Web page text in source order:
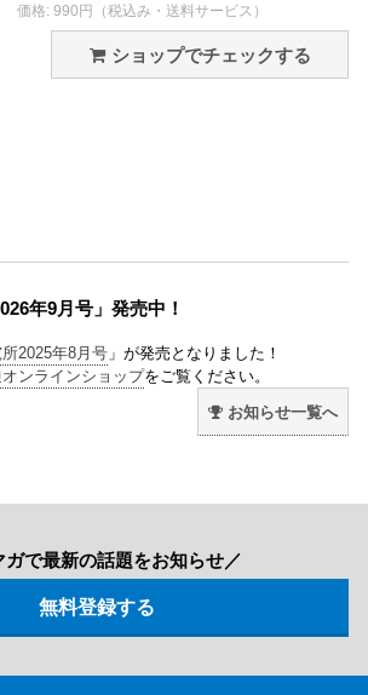
価格: 990円（税込み・送料サービス）
ショップでチェックする
年9月号」発売中！
2025年8月号 」が発売となりました！
ンラインショップをご覧ください。
お知らせ一覧へ
ガで最新の話題をお知らせ／